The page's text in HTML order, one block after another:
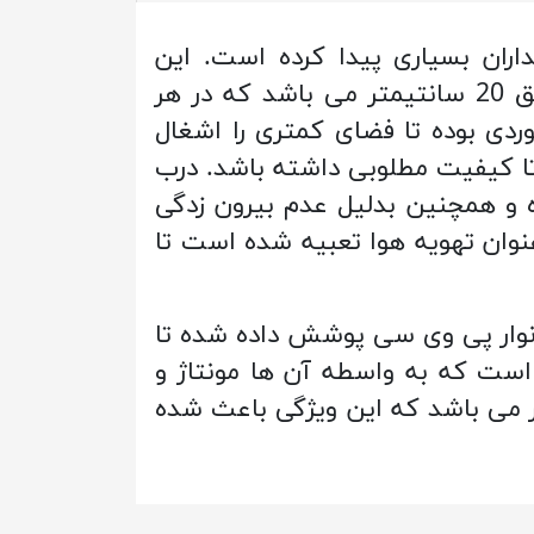
بسیاری پیدا کرده است. این
محصول با ابعاد 96 در 96 سانتیمتر دارای 4 قسمت مجزا برای قرار دادن کفش به عمق 20 سانتیمتر می باشد که در هر
بوده تا فضای کمتری را اشغال
کیفیت مطلوبی داشته باشد. درب
همچنین بدلیل عدم بیرون زدگی
تهویه هوا تعبیه شده است تا
پی وی سی پوشش داده شده تا
است که به واسطه آن ها مونتاژ و
می باشد که این ویژگی باعث شده